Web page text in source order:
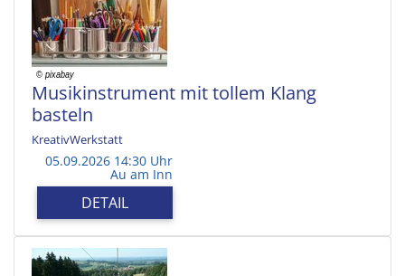
Musikinstrument mit tollem Klang
basteln
KreativWerkstatt
05.09.2026 14:30 Uhr
Au am Inn
DETAIL